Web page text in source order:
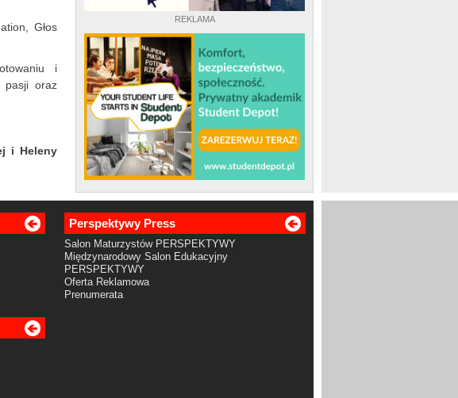
REKLAMA
Głos
i
pasji oraz
i Heleny
Perspektywy Press
Salon Maturzystów PERSPEKTYWY
Międzynarodowy Salon Edukacyjny
PERSPEKTYWY
Oferta Reklamowa
Prenumerata